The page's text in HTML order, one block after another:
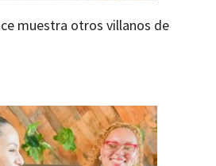
muestra otros villanos de